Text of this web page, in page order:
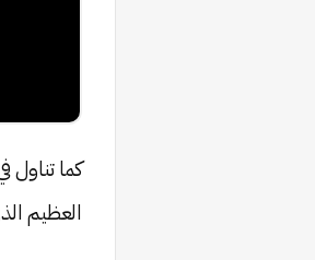
كما تناول
العظيم